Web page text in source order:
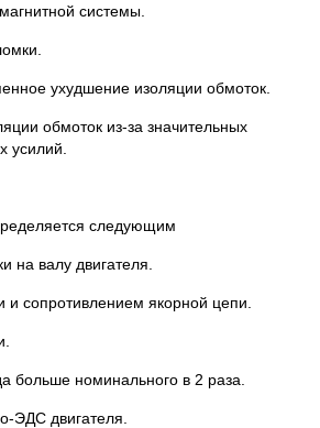
системы.
ухудшение изоляции обмоток.
обмоток из-за значительных
усилий.
следующим
на валу двигателя.
сопротивлением якорной цепи.
больше номинального в 2 раза.
ЭДС двигателя.